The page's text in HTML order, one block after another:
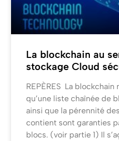
La blockchain au
stockage Cloud
REPÈRES La blockchain
qu’une liste chaînée de
ainsi que la pérennité
contient sont garanties
blocs. (voir partie 1) Il